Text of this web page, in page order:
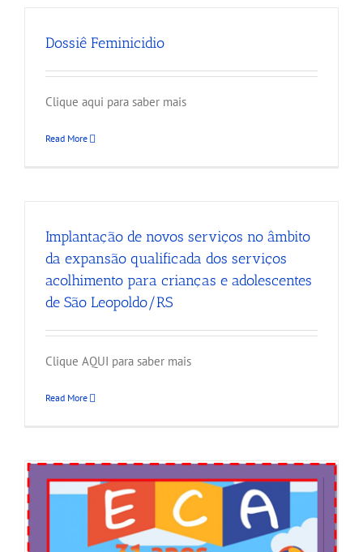
Dossiê Feminicidio
Clique aqui para saber mais
Read More
Implantação de novos serviços no âmbito
da expansão qualificada dos serviços
acolhimento para crianças e adolescentes
de São Leopoldo/RS
Clique AQUI para saber mais
Read More